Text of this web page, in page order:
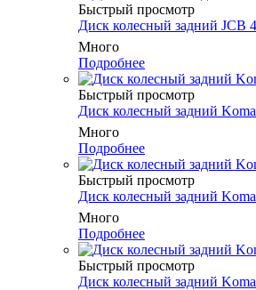
Быстрый просмотр
Диск колесный задний JCB
Много
Подробнее
Быстрый просмотр
Диск колесный задний
Много
Подробнее
Быстрый просмотр
Диск колесный задний
Много
Подробнее
Быстрый просмотр
Диск колесный задний